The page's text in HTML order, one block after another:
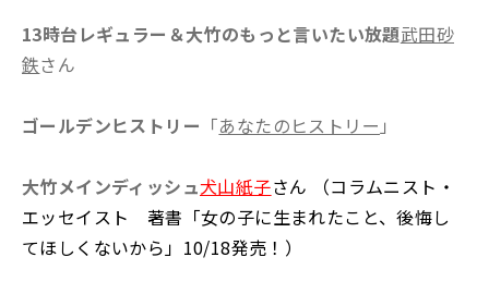
13時台レギュラー＆大竹のもっと言いたい放題武田砂
鉄さん
ゴールデンヒストリー 「あなたのヒストリー 」
大竹メインディッシュ犬山紙子さん （コラムニスト・
エッセイスト 著書「女の子に生まれたこと、後悔し
てほしくないから」10/18発売！）